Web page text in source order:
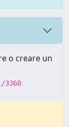
o creare un